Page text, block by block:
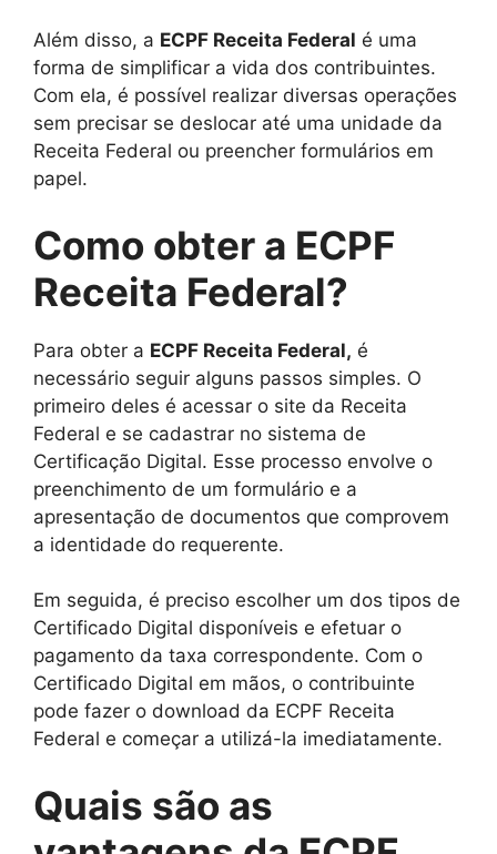
Além disso, a ECPF Receita Federal é uma
forma de simplificar a vida dos contribuintes.
Com ela, é possível realizar diversas operações
sem precisar se deslocar até uma unidade da
Receita Federal ou preencher formulários em
papel.
Como obter a ECPF
Receita Federal?
Para obter a ECPF Receita Federal, é
necessário seguir alguns passos simples. O
primeiro deles é acessar o site da Receita
Federal e se cadastrar no sistema de
Certificação Digital. Esse processo envolve o
preenchimento de um formulário e a
apresentação de documentos que comprovem
a identidade do requerente.
Em seguida, é preciso escolher um dos tipos de
Certificado Digital disponíveis e efetuar o
pagamento da taxa correspondente. Com o
Certificado Digital em mãos, o contribuinte
pode fazer o download da ECPF Receita
Federal e começar a utilizá-la imediatamente.
Quais são as